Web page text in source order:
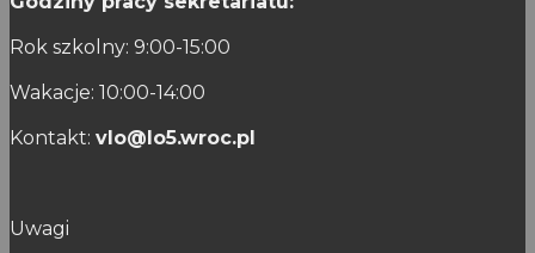
Rok szkolny: 9:00-15:00
Wakacje: 10:00-14:00
Kontakt: vlo@lo5.wroc.pl
Uwagi